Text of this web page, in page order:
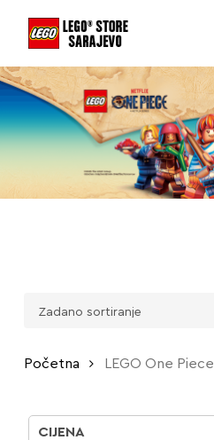
main
content
Početna LEGO One Piece
CIJENA